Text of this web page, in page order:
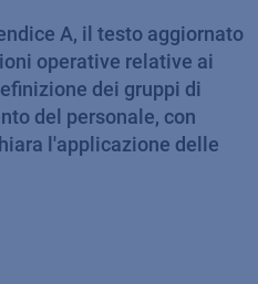
A, il testo aggiornato
operative relative ai
dei gruppi di
del personale, con
l'applicazione delle